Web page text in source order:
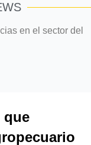
en el sector del
que